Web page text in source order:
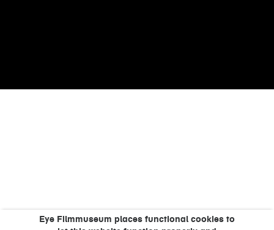
Eye Filmmuseum places functional cookies to